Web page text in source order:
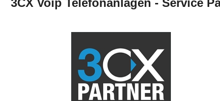
3CX Voip Telefonanlagen - Service